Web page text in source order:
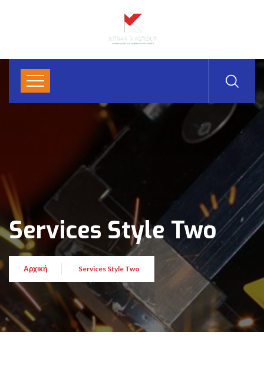
Services Style Two
Αρχική Services Style Two